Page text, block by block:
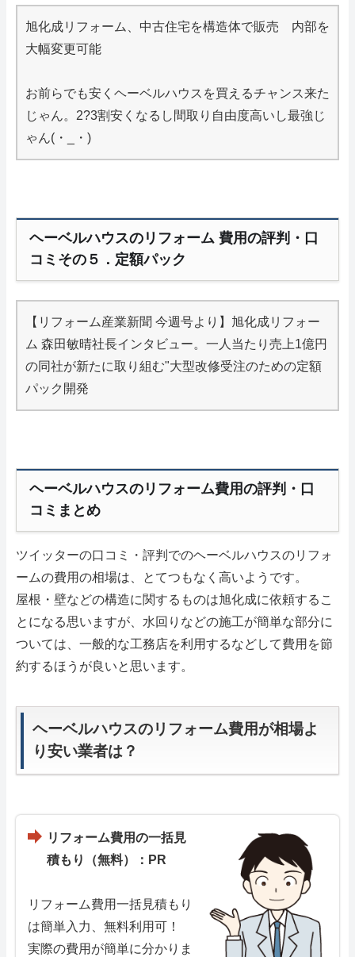
旭化成リフォーム、中古住宅を構造体で販売 内部を
大幅変更可能
お前らでも安くヘーベルハウスを買えるチャンス来た
じゃん。2?3割安くなるし間取り自由度高いし最強じ
ゃん(・_・)
ヘーベルハウスのリフォーム 費用の評判・口
コミその５．定額パック
【リフォーム産業新聞 今週号より】旭化成リフォー
ム 森田敏晴社長インタビュー。一人当たり売上1億円
の同社が新たに取り組む"大型改修受注のための定額
パック開発
ヘーベルハウスのリフォーム費用の評判・口
コミまとめ
ツイッターの口コミ・評判でのヘーベルハウスのリフォ
ームの費用の相場は、とてつもなく高いようです。
屋根・壁などの構造に関するものは旭化成に依頼するこ
とになる思いますが、水回りなどの施工が簡単な部分に
ついては、一般的な工務店を利用するなどして費用を節
約するほうが良いと思います。
ヘーベルハウスのリフォーム費用が相場よ
り安い業者は？
リフォーム費用の一括見
積もり（無料）：PR
リフォーム費用一括見積もり
は簡単入力、無料利用可！
実際の費用が簡単に分かりま